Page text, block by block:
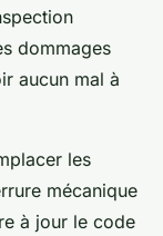
dommages
aucun mal à
les
mécanique
à jour le code